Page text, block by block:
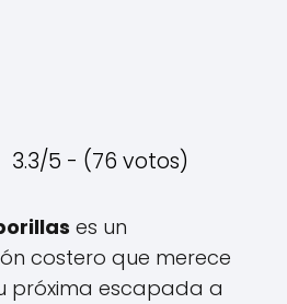
3.3/5 - (76 votos)
es un
costero que merece
próxima escapada a